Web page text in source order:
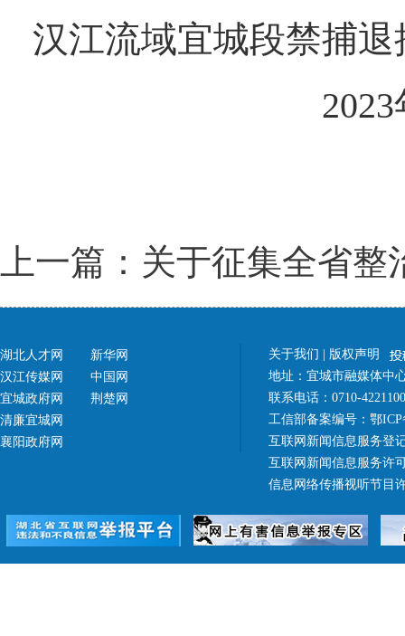
汉江流域宜城段禁捕
2023年
上一篇：关于征集全省
湖北人才网
汉江传媒网
宜城政府网
清廉宜城网
襄阳政府网
新华网
中国网
荆楚网
关于我们
版权声明
地址：宜城市融媒体中
联系电话：0710-
工信部备案编号： 鄂ICP
互联网新闻信息服务登
互联网新闻信息服务许
信息网络传播视听节目